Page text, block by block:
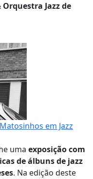
Jazz de
em Jazz
uma exposição com
de álbuns de jazz
. Na edição deste